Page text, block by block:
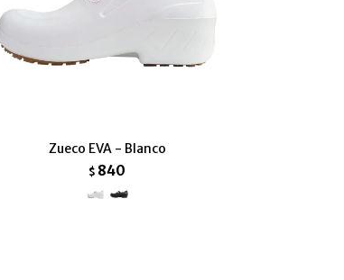
Zueco EVA - Blanco
$ 840